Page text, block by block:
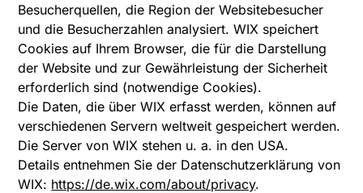
Besucherquellen, die Region der Websitebesucher
und die Besucherzahlen analysiert. WIX speichert
Cookies auf Ihrem Browser, die für die Darstellung
der Website und zur Gewährleistung der Sicherheit
erforderlich sind (notwendige Cookies).
Die Daten, die über WIX erfasst werden, können auf
verschiedenen Servern weltweit gespeichert werden.
Die Server von WIX stehen u. a. in den USA.
Details entnehmen Sie der Datenschutzerklärung von
WIX: https://de.wix.com/about/privacy.